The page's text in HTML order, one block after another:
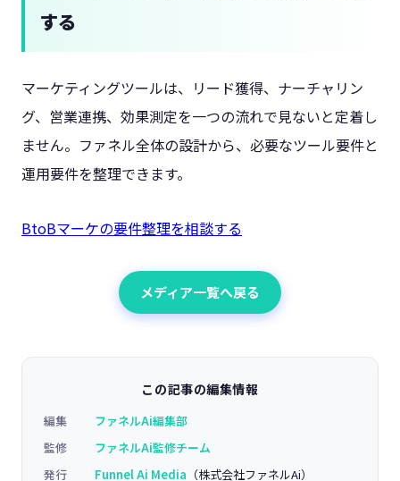
する
マーケティングツールは、リード獲得、ナーチャリン
グ、営業連携、効果測定を一つの流れで見ないと定着し
ません。ファネル全体の設計から、必要なツール要件と
運用要件を整理できます。
BtoBマーケの要件整理を相談する
メディア一覧へ戻る
この記事の編集情報
編集
ファネルAi編集部
監修
ファネルAi監修チーム
発行
Funnel Ai Media （株式会社ファネルAi）